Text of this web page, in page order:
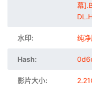
幕
水印: 纯
Hash:
影片大小: